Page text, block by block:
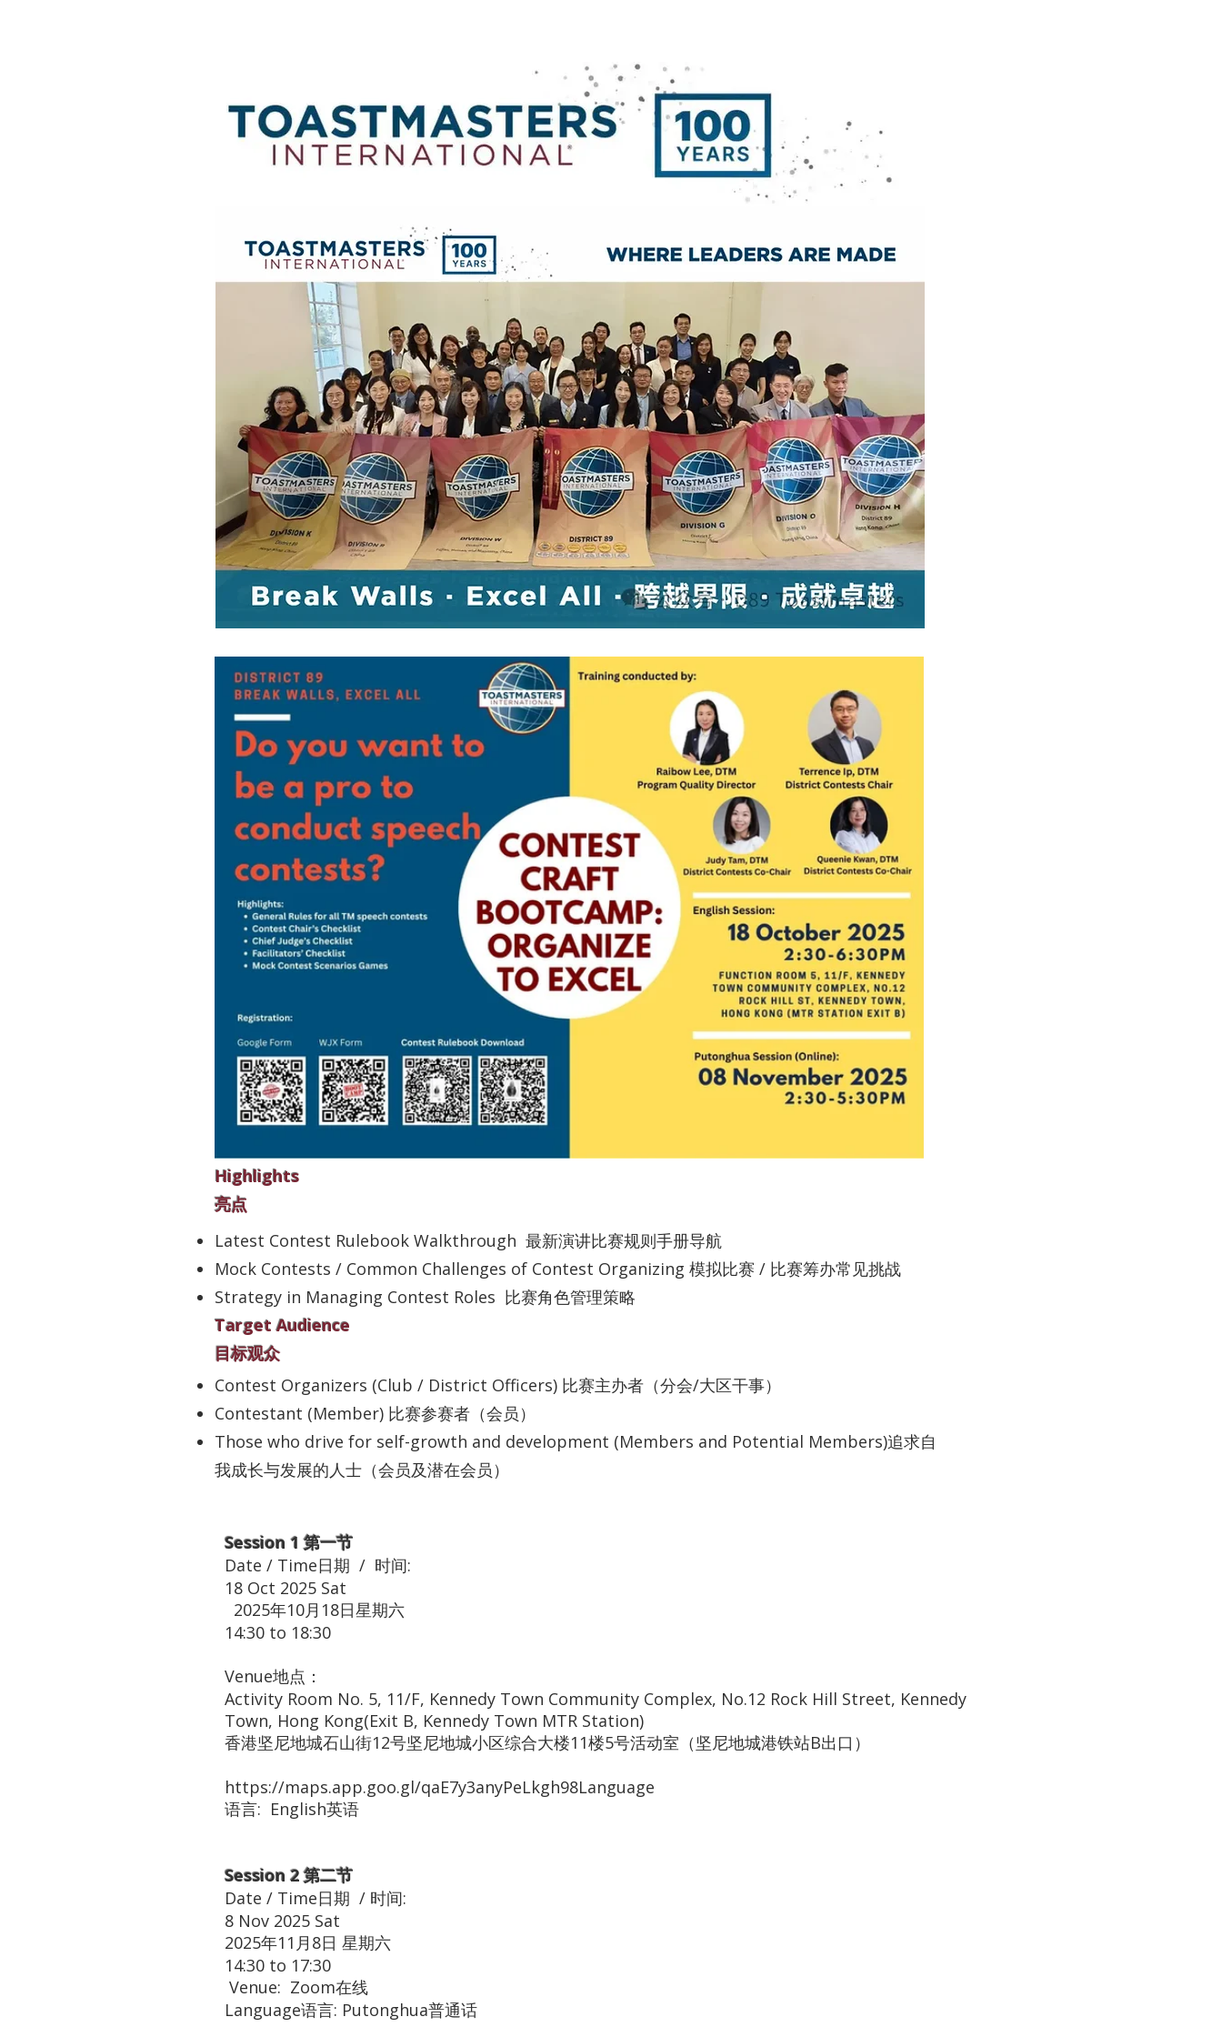
Highlights
亮点
Latest Contest Rulebook Walkthrough 最新演讲比赛规则手册导航
Mock Contests / Common Challenges of Contest Organizing 模拟比赛 / 比赛筹办常见挑战
Strategy in Managing Contest Roles 比赛角色管理策略
Target Audience
目标观众
Contest Organizers (Club / District Officers) 比赛主办者（分会/大区干事）
Contestant (Member) 比赛参赛者（会员）
Those who drive for self-growth and development (Members and Potential Members)追求自
我成长与发展的人士（会员及潜在会员）
Session 1 第一节
Date / Time日期 / 时间:
18 Oct 2025 Sat
2025年10月18日星期六
14:30 to 18:30
Venue地点：
Activity Room No. 5, 11/F, Kennedy Town Community Complex, No.12 Rock Hill Street, Kennedy
Town, Hong Kong(Exit B, Kennedy Town MTR Station)
香港坚尼地城石山街12号坚尼地城小区综合大楼11楼5号活动室（坚尼地城港铁站B出口）
https://maps.app.goo.gl/qaE7y3anyPeLkgh98Language
语言: English英语
Session 2 第二节
Date / Time日期 / 时间:
8 Nov 2025 Sat
2025年11月8日 星期六
14:30 to 17:30
Venue: Zoom在线
Language语言: Putonghua普通话